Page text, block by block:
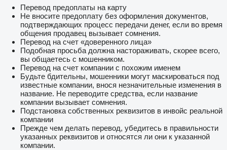
Перевод предоплаты на карту
Не вносите предоплату без оформления документов,
подтверждающих процесс передачи денег, если во время
общения продавец вызывает сомнения.
Перевод на счет «доверенного лица»
Подобная просьба должна настораживать, скорее всего,
вы общаетесь с мошенником.
Перевод на счет компании с похожим именем
Будьте бдительны, мошенники могут маскироваться под
известные компании, внося незначительные изменения в
название. Не переводите средства, если название
компании вызывает сомнения.
Подстановка собственных реквизитов в инвойс реальной
компании
Прежде чем делать перевод, убедитесь в правильности
указанных реквизитов и относятся ли они к указанной
компании.